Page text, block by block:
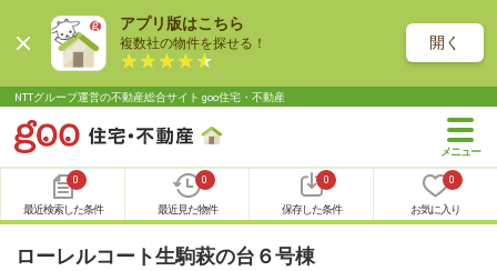
アプリ版はこちら
複数社の物件を探せる！ 開く
NTTグループ運営の不動産総合サイト goo住宅・不動産
0
最近検索した条件
0
最近見た物件
0
保存した条件
0
お気に入り
ローレルコート生駒萩の台６号棟